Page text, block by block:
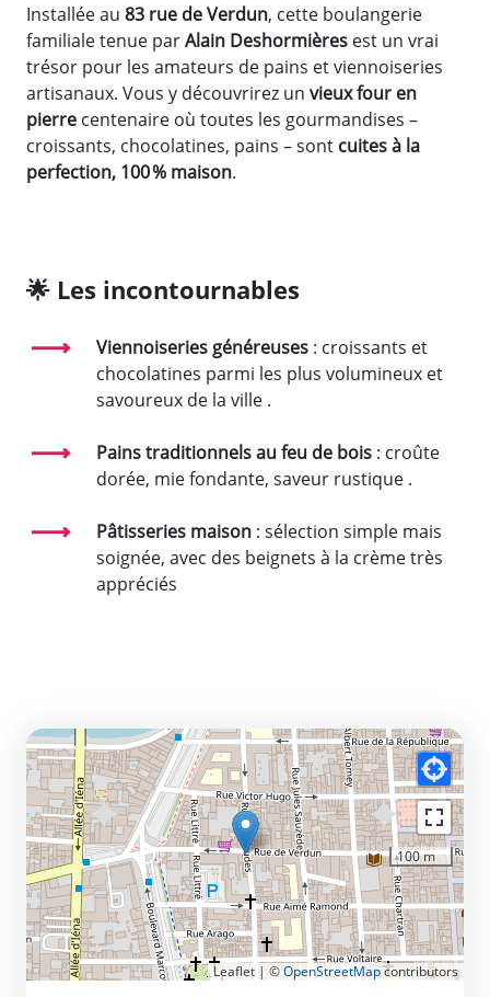
Installée au 83 rue de Verdun, cette boulangerie
familiale tenue parAlain Deshormières est un vrai
trésor pour les amateurs de pains et viennoiseries
artisanaux. Vous y découvrirez un vieux four en
pierre centenaire où toutes les gourmandises –
croissants, chocolatines, pains – sont cuites à la
perfection, 100 % maison.
🌟 Les incontournables
Viennoiseries généreuses : croissants et
chocolatines parmi les plus volumineux et
savoureux de la ville .
Pains traditionnels au feu de bois : croûte
dorée, mie fondante, saveur rustique .
Pâtisseries maison : sélection simple mais
soignée, avec des beignets à la crème très
appréciés
100 m
Leaflet | ©OpenStreetMapcontributors